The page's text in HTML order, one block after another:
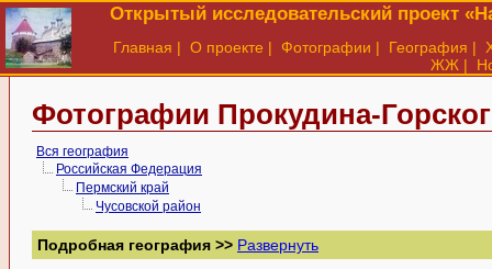
Открытый исследовательский проект
Главная | О проекте | Фотографии | География |
ЖЖ |
Фотографии Прокудина-
Вся география
Российская Федерация
Пермский край
Чусовской район
Подробная география >> Развернуть